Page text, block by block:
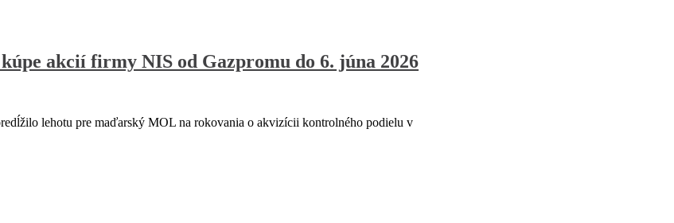
akcií firmy NIS od Gazpromu do 6. júna 2026
lehotu pre maďarský MOL na rokovania o akvizícii kontrolného podielu v